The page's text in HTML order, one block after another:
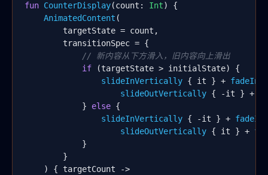
fun CounterDisplay(count: Int) {
AnimatedContent (
        targetState = count,
        transitionSpec = {
// 新内容从下方滑入，旧内容向上滑出
if (targetState > initialState) {
slideInVertically { it } + fadeIn
slideOutVertically { -it } +
            }
else {
slideInVertically { -it } + fadeIn
slideOutVertically { it } +
            }
        }
    ) { targetCount ->